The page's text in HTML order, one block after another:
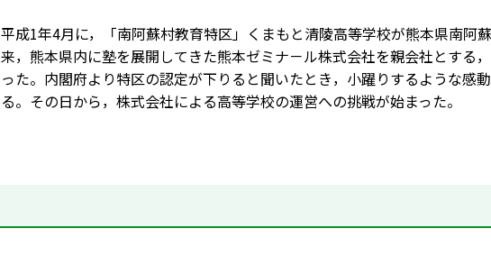
平成1年4月に，「南阿蘇村教育特区」くまもと清陵高等学校が熊本県南阿
来，熊本県内に塾を展開してきた熊本ゼミナ－ル株式会社を親会社とする
った。内閣府より特区の認定が下りると聞いたとき，小躍りするような感
る。その日から，株式会社による高等学校の運営への挑戦が始まった。